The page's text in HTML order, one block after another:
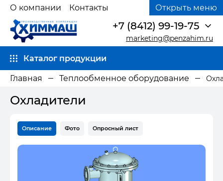
О компании Контакты Открыть меню
Каталог продукции
marketing@penzahim.ru
+7 (8412) 99-19-75
Главная Теплообменное оборудование
Охладители
Описание Фото Опросный лист